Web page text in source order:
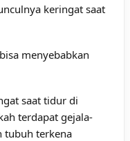
keringat saat
menyebabkan
saat tidur di
terdapat gejala-
tubuh terkena